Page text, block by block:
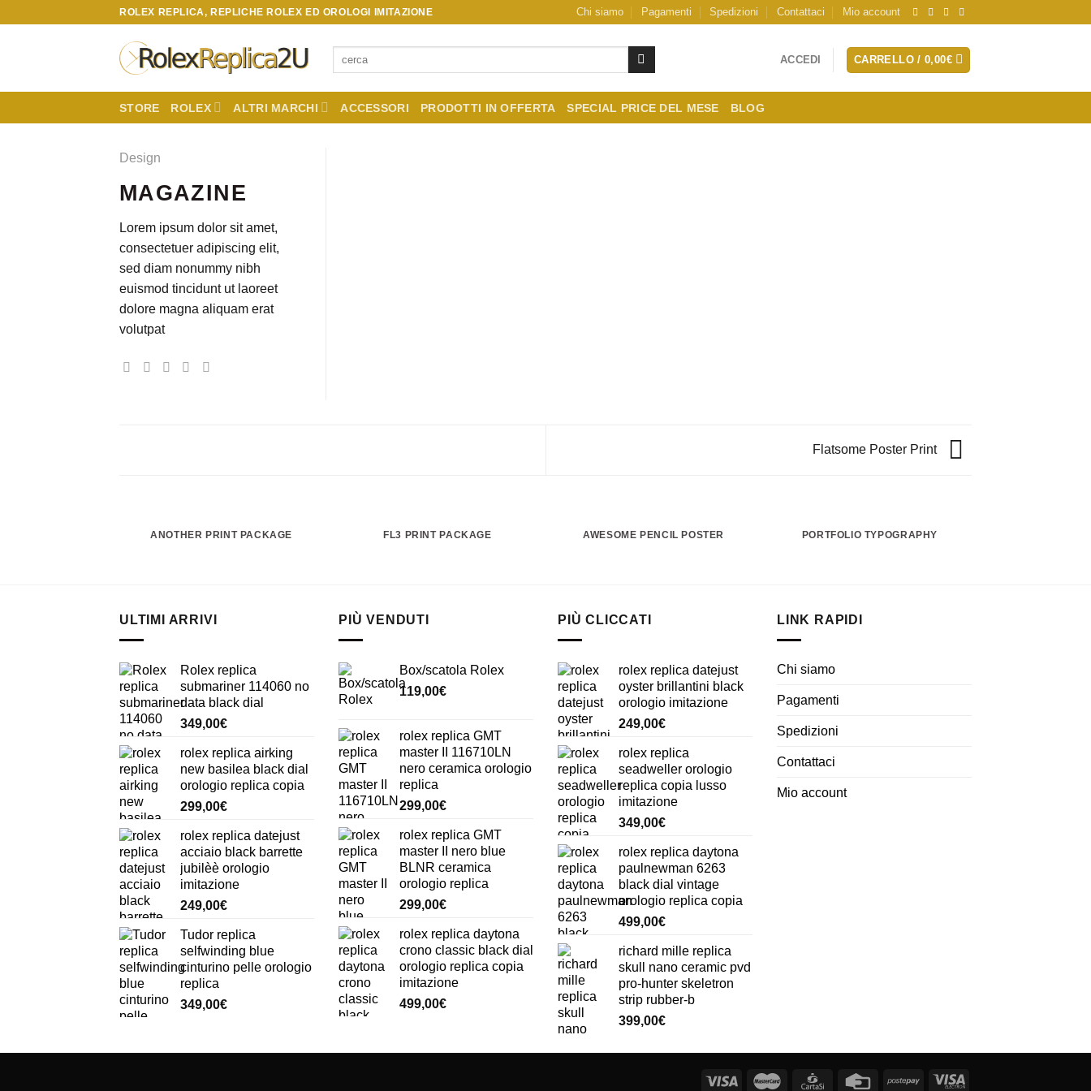
ROLEX REPLICA, REPLICHE ROLEX ED OROLOGI IMITAZIONE Chi siamo Pagamenti Spedizioni Contattaci Mio account
ACCEDI CARRELLO /0,00€
STORE ROLEX ALTRI MARCHI ACCESSORI PRODOTTI IN OFFERTA SPECIAL PRICE DEL MESE BLOG
Design
MAGAZINE
Lorem ipsum dolor sit amet,
consectetuer adipiscing elit,
sed diam nonummy nibh
euismod tincidunt ut laoreet
dolore magna aliquam erat
volutpat
Flatsome Poster Print
ANOTHER PRINT PACKAGE FL3 PRINT PACKAGE AWESOME PENCIL POSTER PORTFOLIO TYPOGRAPHY
ULTIMI ARRIVI
Rolex replica
submariner 114060 no
data black dial
349,00€
rolex replica airking
new basilea black dial
orologio replica copia
299,00€
rolex replica datejust
acciaio black barrette
jubilèè orologio
imitazione
249,00€
Tudor replica
selfwinding blue
cinturino pelle orologio
replica
349,00€
PIÙ VENDUTI
Box/scatola Rolex
119,00€
rolex replica GMT
master II 116710LN
nero ceramica orologio
replica
299,00€
rolex replica GMT
master II nero blue
BLNR ceramica
orologio replica
299,00€
rolex replica daytona
crono classic black dial
orologio replica copia
imitazione
499,00€
PIÙ CLICCATI
rolex replica datejust
oyster brillantini black
orologio imitazione
249,00€
rolex replica
seadweller orologio
replica copia lusso
imitazione
349,00€
rolex replica daytona
paulnewman 6263
black dial vintage
orologio replica copia
499,00€
richard mille replica
skull nano ceramic pvd
pro-hunter skeletron
strip rubber-b
399,00€
LINK RAPIDI
Chi siamo
Pagamenti
Spedizioni
Contattaci
Mio account